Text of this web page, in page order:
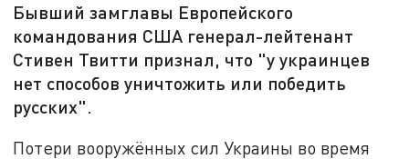
Бывший замглавы Европейского
командования США генерал-лейтенант
Стивен Твитти признал, что "у украинцев
нет способов уничтожить или победить
русских".
Потери вооружённых сил Украины во время